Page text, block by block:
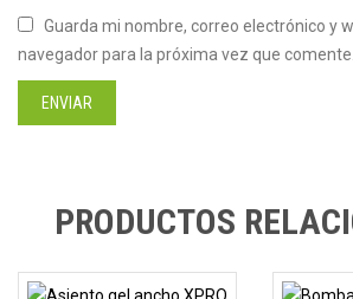
Guarda mi nombre, correo electrónico y
navegador para la próxima vez que comente.
PRODUCTOS